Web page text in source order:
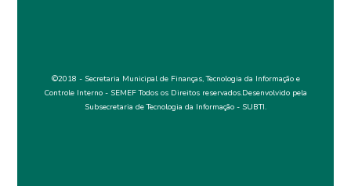
©2018 - Secretaria Municipal de Finanças, Tecnologia da Informação e
Controle Interno - SEMEF Todos os Direitos reservados.Desenvolvido pela
Subsecretaria de Tecnologia da Informação - SUBTI.